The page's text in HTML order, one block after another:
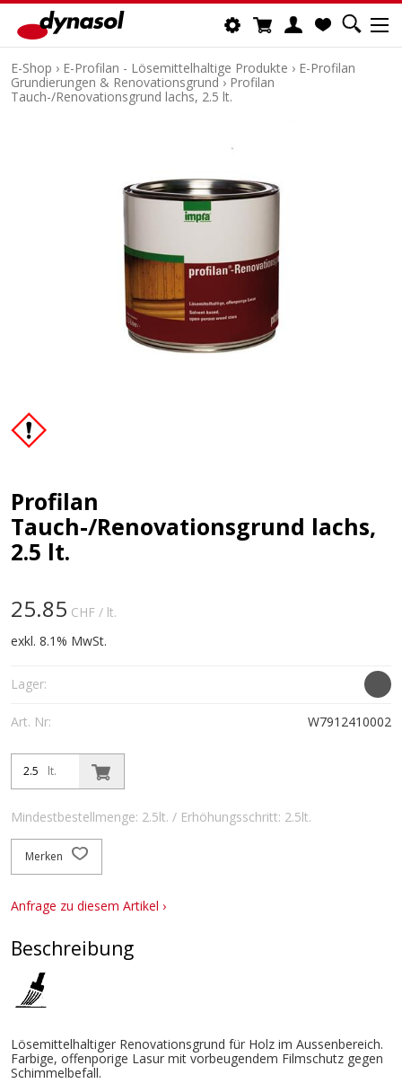
E-Shop › E-Profilan - Lösemittelhaltige Produkte › E-Profilan
Grundierungen & Renovationsgrund › Profilan
Tauch-/Renovationsgrund lachs, 2.5 lt.
Profilan
Tauch-/Renovationsgrund lachs,
2.5 lt.
25.85 CHF / lt.
exkl. 8.1% MwSt.
Lager:
Art. Nr: W7912410002
lt.
Mindestbestellmenge: 2.5lt. / Erhöhungsschritt: 2.5lt.
Merken
Anfrage zu diesem Artikel ›
Beschreibung
Lösemittelhaltiger Renovationsgrund für Holz im Aussenbereich.
Farbige, offenporige Lasur mit vorbeugendem Filmschutz gegen
Schimmelbefall.